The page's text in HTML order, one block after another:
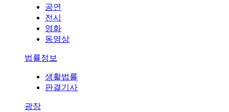
공연
전시
영화
동영상
법률정보
생활법률
판결기사
광장